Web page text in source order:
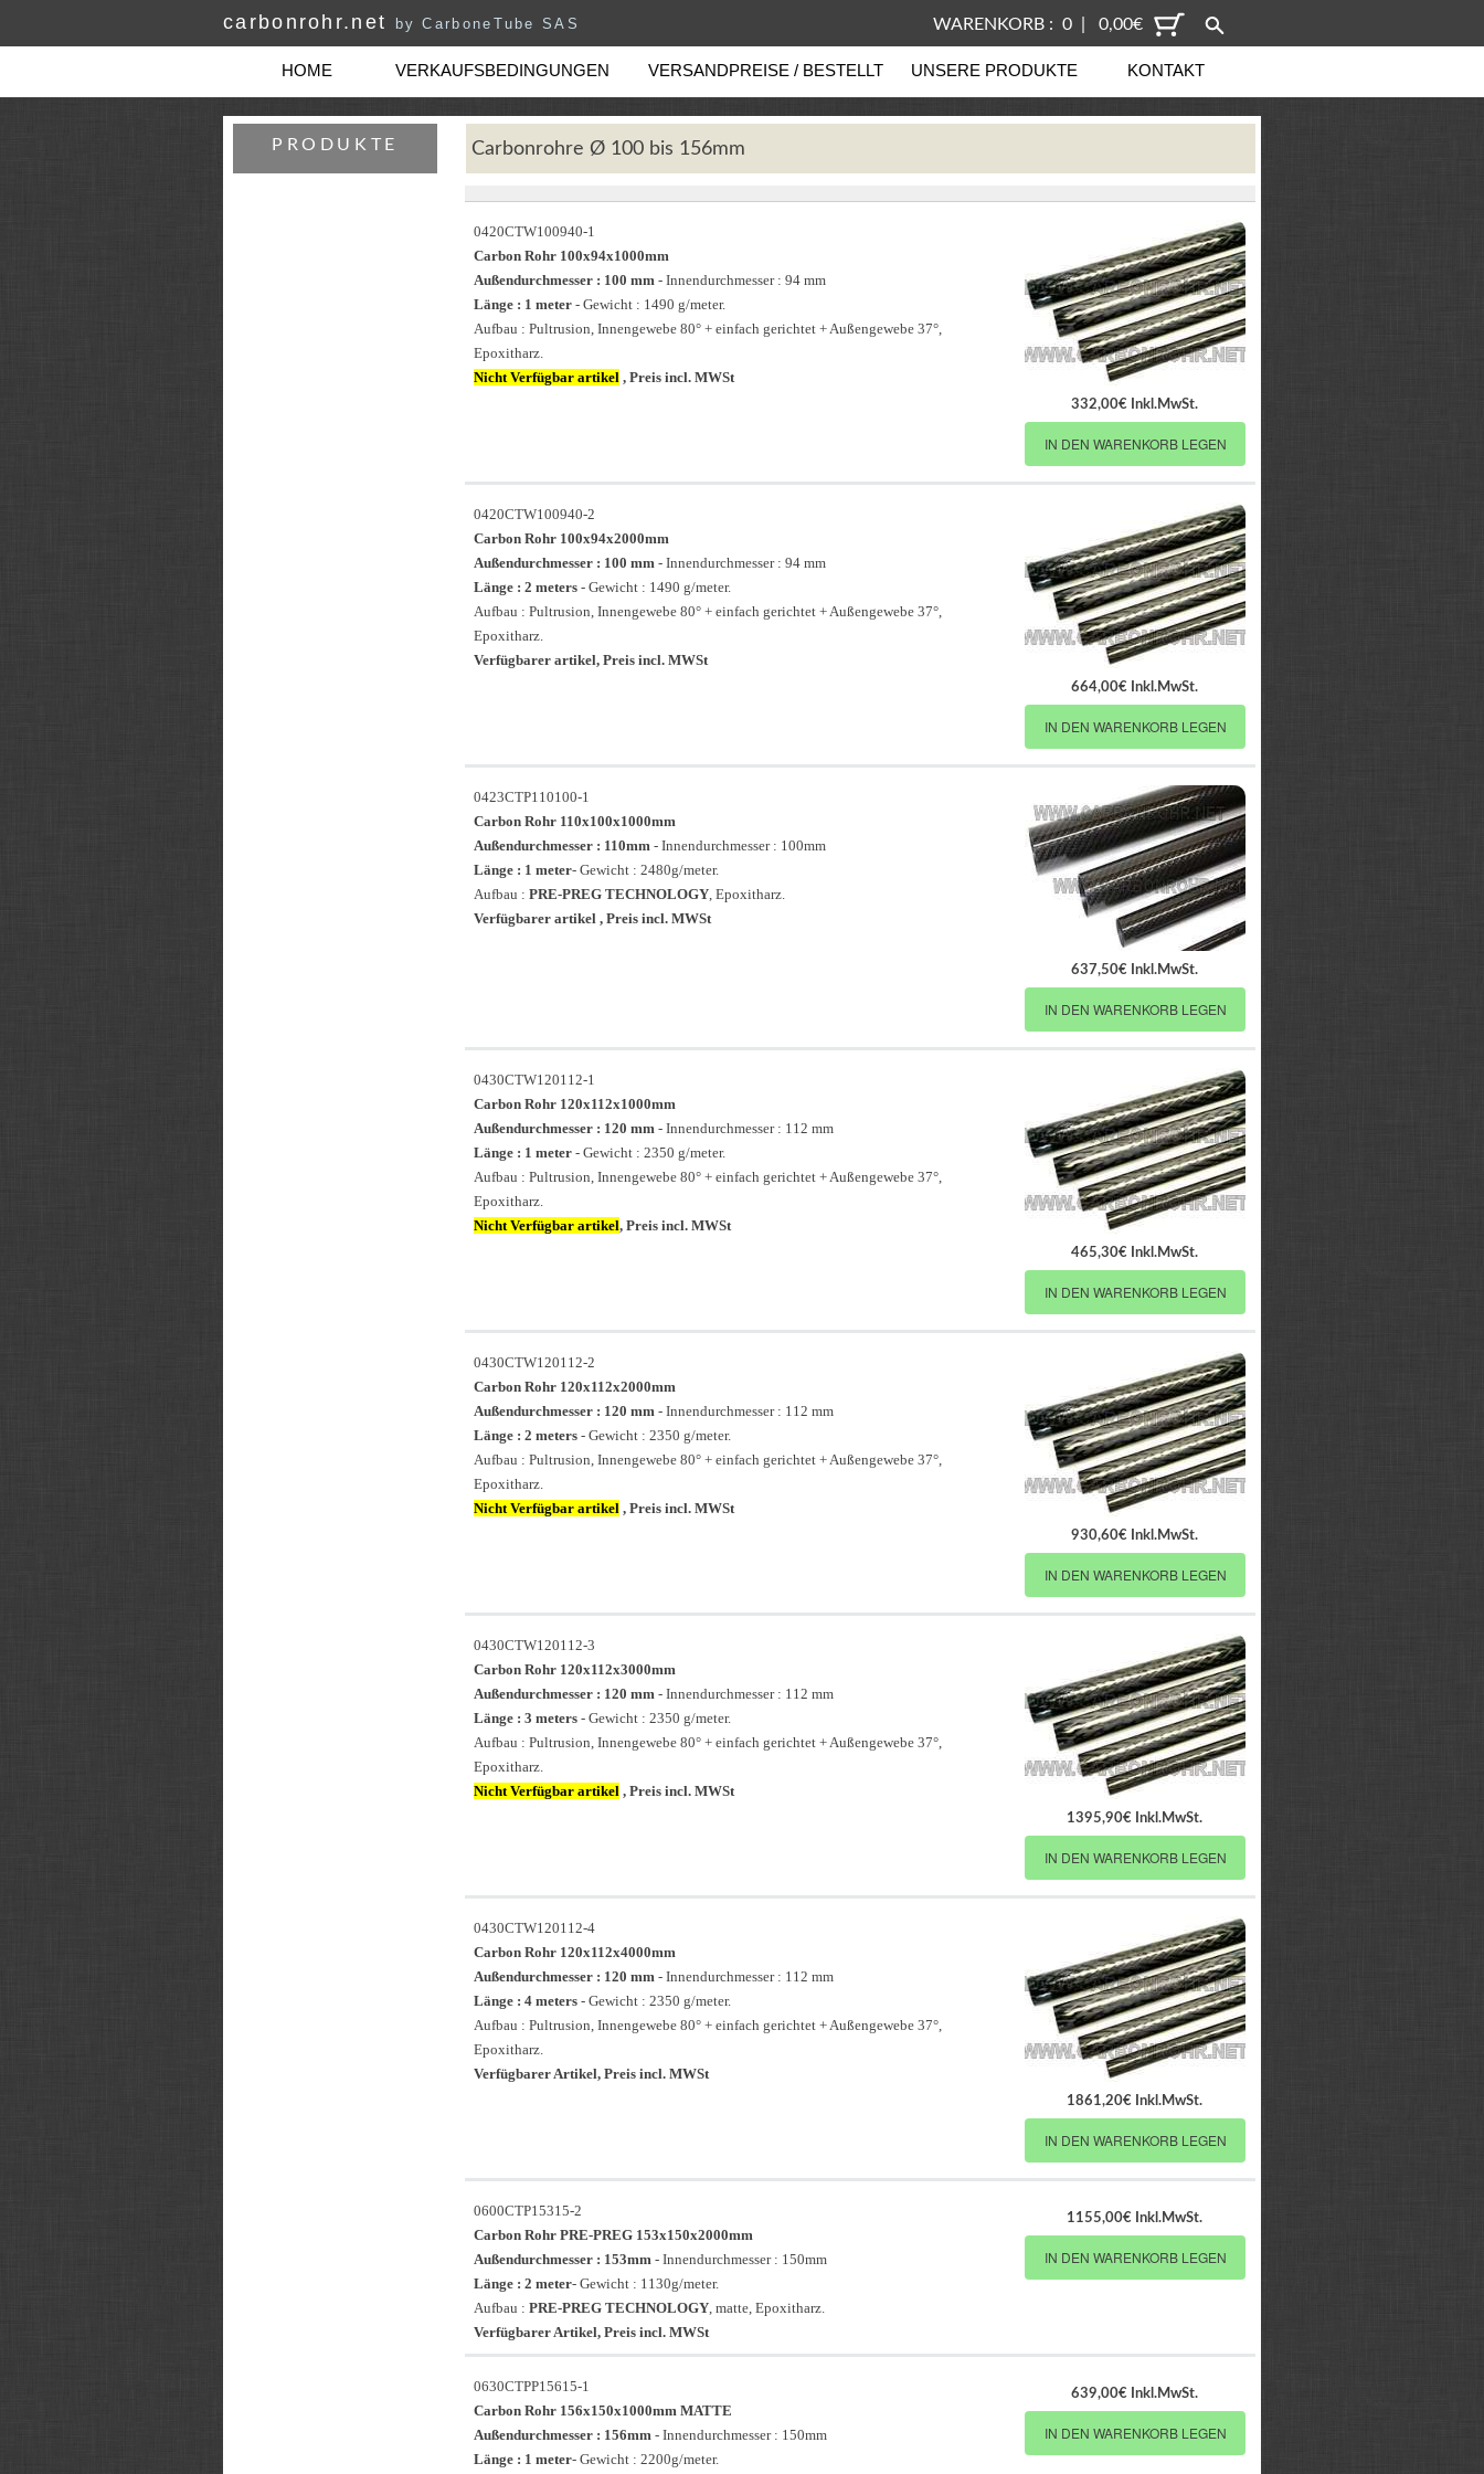
carbonrohr.net by CarboneTube SAS WARENKORB : 0 | 0,00€
HOME VERKAUFSBEDINGUNGEN VERSANDPREISE / BESTELLT UNSERE PRODUKTE KONTAKT
PRODUKTE Carbonrohre Ø 100 bis 156mm
0420CTW100940-1
Carbon Rohr 100x94x1000mm
Außendurchmesser : 100 mm - Innendurchmesser : 94 mm
Länge : 1 meter - Gewicht : 1490 g/meter.
Aufbau : Pultrusion, Innengewebe 80° + einfach gerichtet + Außengewebe 37°,
Epoxitharz.
Nicht Verfügbar artikel , Preis incl. MWSt
332,00€ Inkl.MwSt.
IN DEN WARENKORB LEGEN
0420CTW100940-2
Carbon Rohr 100x94x2000mm
Außendurchmesser : 100 mm - Innendurchmesser : 94 mm
Länge : 2 meters - Gewicht : 1490 g/meter.
Aufbau : Pultrusion, Innengewebe 80° + einfach gerichtet + Außengewebe 37°,
Epoxitharz.
Verfügbarer artikel, Preis incl. MWSt
664,00€ Inkl.MwSt.
IN DEN WARENKORB LEGEN
0423CTP110100-1
Carbon Rohr 110x100x1000mm
Außendurchmesser : 110mm - Innendurchmesser : 100mm
Länge : 1 meter- Gewicht : 2480g/meter.
Aufbau : PRE-PREG TECHNOLOGY, Epoxitharz.
Verfügbarer artikel , Preis incl. MWSt
637,50€ Inkl.MwSt.
IN DEN WARENKORB LEGEN
0430CTW120112-1
Carbon Rohr 120x112x1000mm
Außendurchmesser : 120 mm - Innendurchmesser : 112 mm
Länge : 1 meter - Gewicht : 2350 g/meter.
Aufbau : Pultrusion, Innengewebe 80° + einfach gerichtet + Außengewebe 37°,
Epoxitharz.
Nicht Verfügbar artikel, Preis incl. MWSt
465,30€ Inkl.MwSt.
IN DEN WARENKORB LEGEN
0430CTW120112-2
Carbon Rohr 120x112x2000mm
Außendurchmesser : 120 mm - Innendurchmesser : 112 mm
Länge : 2 meters - Gewicht : 2350 g/meter.
Aufbau : Pultrusion, Innengewebe 80° + einfach gerichtet + Außengewebe 37°,
Epoxitharz.
Nicht Verfügbar artikel , Preis incl. MWSt
930,60€ Inkl.MwSt.
IN DEN WARENKORB LEGEN
0430CTW120112-3
Carbon Rohr 120x112x3000mm
Außendurchmesser : 120 mm - Innendurchmesser : 112 mm
Länge : 3 meters - Gewicht : 2350 g/meter.
Aufbau : Pultrusion, Innengewebe 80° + einfach gerichtet + Außengewebe 37°,
Epoxitharz.
Nicht Verfügbar artikel , Preis incl. MWSt
1395,90€ Inkl.MwSt.
IN DEN WARENKORB LEGEN
0430CTW120112-4
Carbon Rohr 120x112x4000mm
Außendurchmesser : 120 mm - Innendurchmesser : 112 mm
Länge : 4 meters - Gewicht : 2350 g/meter.
Aufbau : Pultrusion, Innengewebe 80° + einfach gerichtet + Außengewebe 37°,
Epoxitharz.
Verfügbarer Artikel, Preis incl. MWSt
1861,20€ Inkl.MwSt.
IN DEN WARENKORB LEGEN
0600CTP15315-2
Carbon Rohr PRE-PREG 153x150x2000mm
Außendurchmesser : 153mm - Innendurchmesser : 150mm
Länge : 2 meter- Gewicht : 1130g/meter.
Aufbau : PRE-PREG TECHNOLOGY, matte, Epoxitharz.
Verfügbarer Artikel, Preis incl. MWSt
1155,00€ Inkl.MwSt.
IN DEN WARENKORB LEGEN
0630CTPP15615-1
Carbon Rohr 156x150x1000mm MATTE
Außendurchmesser : 156mm - Innendurchmesser : 150mm
Länge : 1 meter- Gewicht : 2200g/meter.
639,00€ Inkl.MwSt.
IN DEN WARENKORB LEGEN